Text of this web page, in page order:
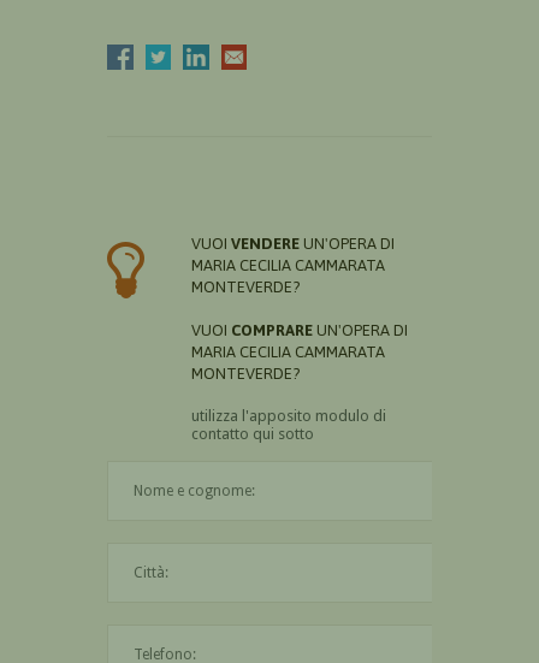
VUOI VENDERE UN'OPERA DI
MARIA CECILIA CAMMARATA
MONTEVERDE?
VUOI COMPRARE UN'OPERA DI
MARIA CECILIA CAMMARATA
MONTEVERDE?
utilizza l'apposito modulo di
contatto qui sotto